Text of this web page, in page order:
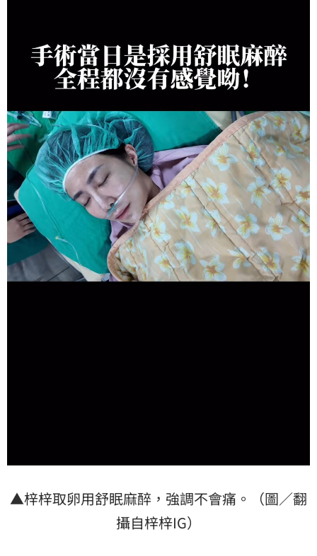
▲梓梓取卵用舒眠麻醉，強調不會痛。（圖／翻
攝自梓梓IG）